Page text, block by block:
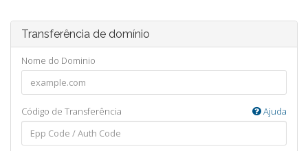
Transferência de domínio
Nome do Dominio
Código de Transferência Ajuda